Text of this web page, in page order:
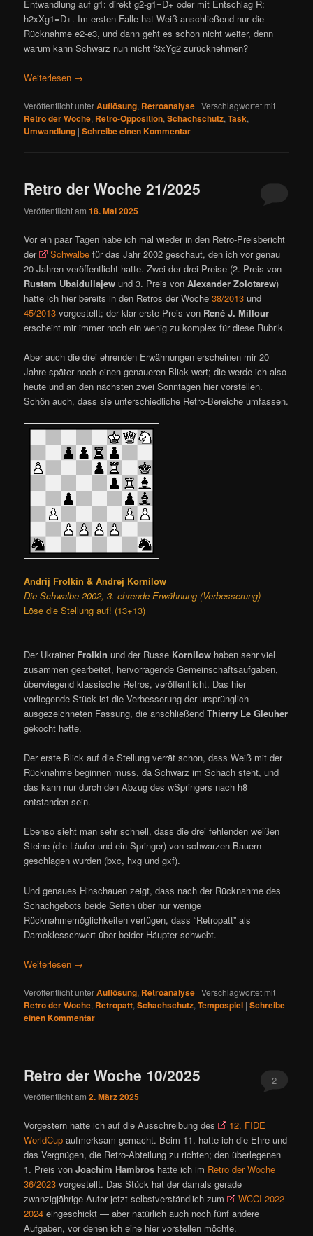
Entwandlung auf g1: direkt g2-g1=D+ oder mit Entschlag R:
h2xXg1=D+. Im ersten Falle hat Weiß anschließend nur die
Rücknahme e2-e3, und dann geht es schon nicht weiter, denn
warum kann Schwarz nun nicht f3xYg2 zurücknehmen?
Weiterlesen →
Veröffentlicht unterAuflösung, Retroanalyse |Verschlagwortet mit
Retro der Woche, Retro-Opposition,Schachschutz,Task,
Umwandlung |Schreibe einen Kommentar
Retro der Woche 21/2025
Veröffentlicht am18. Mai 2025
Vor ein paar Tagen habe ich mal wieder in den Retro-Preisbericht
der
Schwalbe für das Jahr 2002 geschaut, den ich vor genau
20 Jahren veröffentlicht hatte. Zwei der drei Preise (2. Preis von
Rustam Ubaidullajew und 3. Preis vonAlexander Zolotarew)
hatte ich hier bereits in den Retros der Woche38/2013 und
45/2013 vorgestellt; der klar erste Preis von René J. Millour
erscheint mir immer noch ein wenig zu komplex für diese Rubrik.
Aber auch die drei ehrenden Erwähnungen erscheinen mir 20
Jahre später noch einen genaueren Blick wert; die werde ich also
heute und an den nächsten zwei Sonntagen hier vorstellen.
Schön auch, dass sie unterschiedliche Retro-Bereiche umfassen.
Andrij Frolkin & Andrej Kornilow
Die Schwalbe 2002, 3. ehrende Erwähnung (Verbesserung)
Löse die Stellung auf! (13+13)
Der Ukrainer Frolkin und der Russe Kornilow haben sehr viel
zusammen gearbeitet, hervorragende Gemeinschaftsaufgaben,
überwiegend klassische Retros, veröffentlicht. Das hier
vorliegende Stück ist die Verbesserung der ursprünglich
ausgezeichneten Fassung, die anschließendThierry Le Gleuher
gekocht hatte.
Der erste Blick auf die Stellung verrät schon, dass Weiß mit der
Rücknahme beginnen muss, da Schwarz im Schach steht, und
das kann nur durch den Abzug des wSpringers nach h8
entstanden sein.
Ebenso sieht man sehr schnell, dass die drei fehlenden weißen
Steine (die Läufer und ein Springer) von schwarzen Bauern
geschlagen wurden (bxc, hxg und gxf).
Und genaues Hinschauen zeigt, dass nach der Rücknahme des
Schachgebots beide Seiten über nur wenige
Rücknahmemöglichkeiten verfügen, dass “Retropatt” als
Damoklesschwert über beider Häupter schwebt.
Weiterlesen →
Veröffentlicht unterAuflösung, Retroanalyse |Verschlagwortet mit
Retro der Woche, Retropatt,Schachschutz,Tempospiel |Schreibe
einen Kommentar
Retro der Woche 10/2025
Veröffentlicht am2. März 2025
2
Vorgestern hatte ich auf die Ausschreibung des
12. FIDE
WorldCup aufmerksam gemacht. Beim 11. hatte ich die Ehre und
das Vergnügen, die Retro-Abteilung zu richten; den überlegenen
1. Preis vonJoachim Hambros hatte ich im Retro der Woche
36/2023 vorgestellt. Das Stück hat der damals gerade
zwanzigjährige Autor jetzt selbstverständlich zum
WCCI 2022-
2024 eingeschickt — aber natürlich auch noch fünf andere
Aufgaben, vor denen ich eine hier vorstellen möchte.